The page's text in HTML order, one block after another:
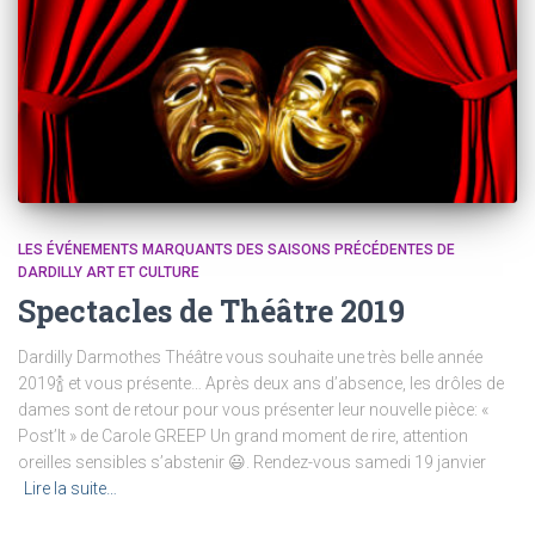
LES ÉVÉNEMENTS MARQUANTS DES SAISONS PRÉCÉDENTES DE
DARDILLY ART ET CULTURE
Spectacles de Théâtre 2019
Dardilly Darmothes Théâtre vous souhaite une très belle année
2019🍾 et vous présente… Après deux ans d’absence, les drôles de
dames sont de retour pour vous présenter leur nouvelle pièce: «
Post’It » de Carole GREEP Un grand moment de rire, attention
oreilles sensibles s’abstenir 😃. Rendez-vous samedi 19 janvier
Lire la suite…